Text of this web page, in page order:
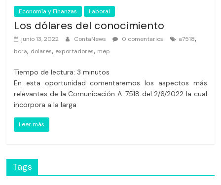
Economía y Finanzas Laboral
Los dólares del conocimiento
junio 13, 2022 ContaNews 0 comentarios a7518,
bcra, dolares, exportadores, mep
Tiempo de lectura: 3 minutos
En esta oportunidad comentaremos los aspectos más
relevantes de la Comunicación A-7518 del 2/6/2022 la cual
incorpora a la larga
Leer más
Tags